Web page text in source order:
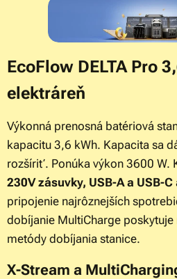
EcoFlow DELTA Pro
elektráreň
Výkonná prenosná batériová
kapacitu 3,6 kWh. Kapacita sa
rozšíriť. Ponúka výkon 3600 W.
230V zásuvky, USB-A a USB-C
pripojenie najrôznejších
dobíjanie MultiCharge
metódy dobíjania stanice.
X-Stream a